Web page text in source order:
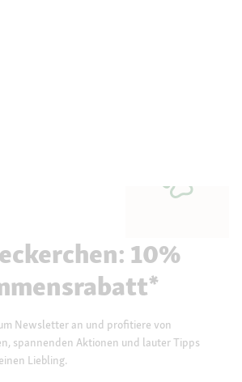
10%
Newsletter an und profitiere von
spannenden Aktionen und lauter Tipps
Liebling.